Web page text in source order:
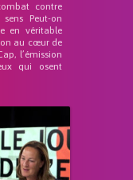
contre
Peut-on
en véritable
au cœur de
l’émission
qui osent